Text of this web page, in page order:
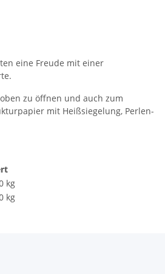
eine Freude mit einer
zu öffnen und auch zum
mit Heißsiegelung, Perlen-
kg
kg